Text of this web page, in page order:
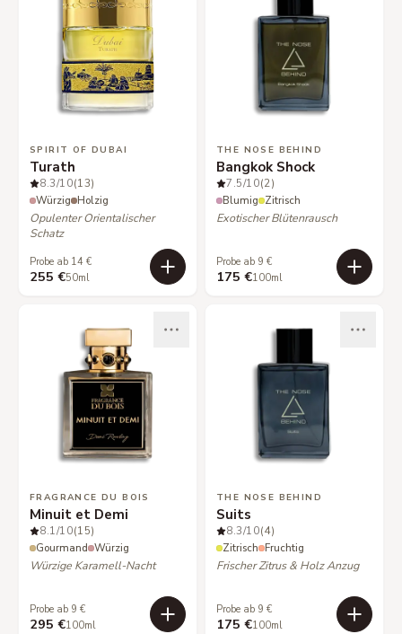
SPIRIT OF DUBAI
Turath
8.3/10(13)
Würzig Holzig
Opulenter Orientalischer
Schatz
Probe ab 14 €
255 €50ml
THE NOSE BEHIND
Bangkok Shock
7.5/10(2)
Blumig Zitrisch
Exotischer Blütenrausch
Probe ab 9 €
175 €100ml
FRAGRANCE DU BOIS
Minuit et Demi
8.1/10(15)
Gourmand Würzig
Würzige Karamell-Nacht
Probe ab 9 €
295 €100ml
THE NOSE BEHIND
Suits
8.3/10(4)
Zitrisch Fruchtig
Frischer Zitrus & Holz Anzug
Probe ab 9 €
175 €100ml